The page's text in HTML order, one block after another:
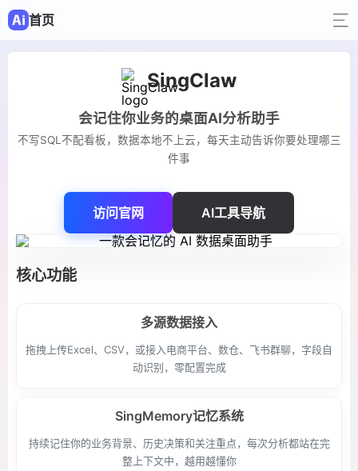
首页
SingClaw
会记住你业务的桌面AI分析助手
不写SQL不配看板，数据本地不上云，每天主动告诉你要处理哪三
件事
访问官网 AI工具导航
核心功能
多源数据接入
拖拽上传Excel、CSV，或接入电商平台、数仓、飞书群聊，字段自
动识别，零配置完成
SingMemory记忆系统
持续记住你的业务背景、历史决策和关注重点，每次分析都站在完
整上下文中，越用越懂你